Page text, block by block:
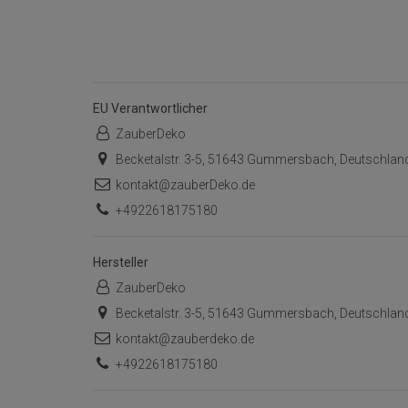
EU Verantwortlicher
ZauberDeko
Becketalstr. 3-5, 51643 Gummersbach,
kontakt@zauberDeko.de
+4922618175180
Hersteller
ZauberDeko
Becketalstr. 3-5, 51643 Gummersbach,
kontakt@zauberdeko.de
+4922618175180